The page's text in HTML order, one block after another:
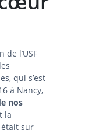
de l’USF
qui s’est
à Nancy,
nos
la
sur